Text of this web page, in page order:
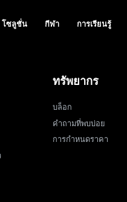
โซลูชั่น กีฬา การเรียนรู้
ทรัพยากร
บล็อก
คำถามที่พบบ่อย
การกำหนดราคา